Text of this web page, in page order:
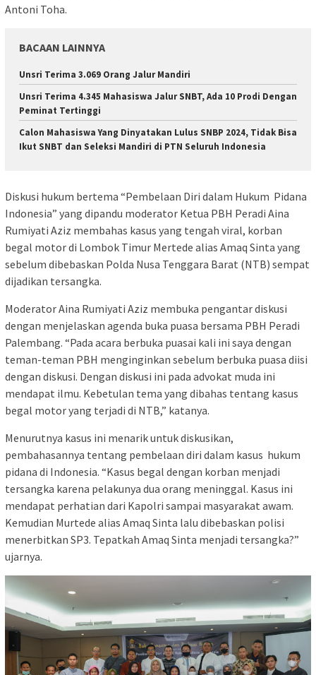
Antoni Toha.
BACAAN LAINNYA
Unsri Terima 3.069 Orang Jalur Mandiri
Unsri Terima 4.345 Mahasiswa Jalur SNBT, Ada 10 Prodi Dengan
Peminat Tertinggi
Calon Mahasiswa Yang Dinyatakan Lulus SNBP 2024, Tidak Bisa
Ikut SNBT dan Seleksi Mandiri di PTN Seluruh Indonesia
Diskusi hukum bertema “Pembelaan Diri dalam Hukum Pidana
Indonesia” yang dipandu moderator Ketua PBH Peradi Aina
Rumiyati Aziz membahas kasus yang tengah viral, korban
begal motor di Lombok Timur Mertede alias Amaq Sinta yang
sebelum dibebaskan Polda Nusa Tenggara Barat (NTB) sempat
dijadikan tersangka.
Moderator Aina Rumiyati Aziz membuka pengantar diskusi
dengan menjelaskan agenda buka puasa bersama PBH Peradi
Palembang. “Pada acara berbuka puasai kali ini saya dengan
teman-teman PBH menginginkan sebelum berbuka puasa diisi
dengan diskusi. Dengan diskusi ini pada advokat muda ini
mendapat ilmu. Kebetulan tema yang dibahas tentang kasus
begal motor yang terjadi di NTB,” katanya.
Menurutnya kasus ini menarik untuk diskusikan,
pembahasannya tentang pembelaan diri dalam kasus hukum
pidana di Indonesia. “Kasus begal dengan korban menjadi
tersangka karena pelakunya dua orang meninggal. Kasus ini
mendapat perhatian dari Kapolri sampai masyarakat awam.
Kemudian Murtede alias Amaq Sinta lalu dibebaskan polisi
menerbitkan SP3. Tepatkah Amaq Sinta menjadi tersangka?”
ujarnya.